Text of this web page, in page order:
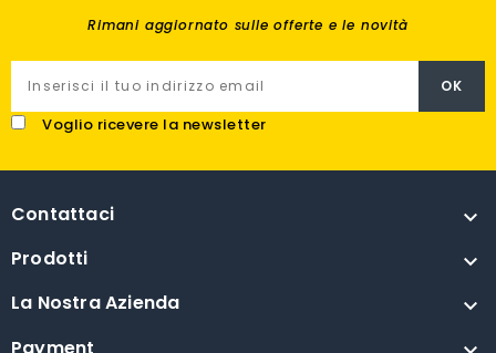
Rimani aggiornato sulle offerte e le novità
Voglio ricevere la newsletter
Contattaci 
Prodotti 
La Nostra Azienda 
Payment